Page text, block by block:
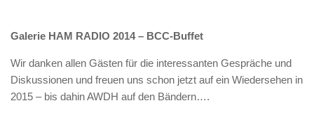
Galerie HAM RADIO 2014 – BCC-Buffet
Wir danken allen Gästen für die interessanten Gespräche und
Diskussionen und freuen uns schon jetzt auf ein Wiedersehen in
2015 – bis dahin AWDH auf den Bändern….